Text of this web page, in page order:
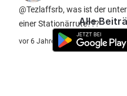
@Tezlaffsrb, was ist der
einer Stationärrute???
vor 6 Jahre
Alle